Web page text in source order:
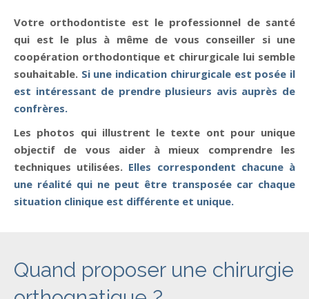
Votre orthodontiste est le professionnel de santé
qui est le plus à même de vous conseiller si une
coopération orthodontique et chirurgicale lui semble
souhaitable. Si une indication chirurgicale est posée il
est intéressant de prendre plusieurs avis auprès de
confrères.
Les photos qui illustrent le texte ont pour unique
objectif de vous aider à mieux comprendre les
techniques utilisées. Elles correspondent chacune à
une réalité qui ne peut être transposée car chaque
situation clinique est différente et unique.
Quand proposer une chirurgie